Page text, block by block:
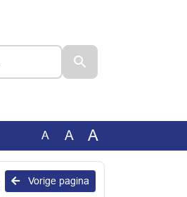
A A A
Vorige pagina